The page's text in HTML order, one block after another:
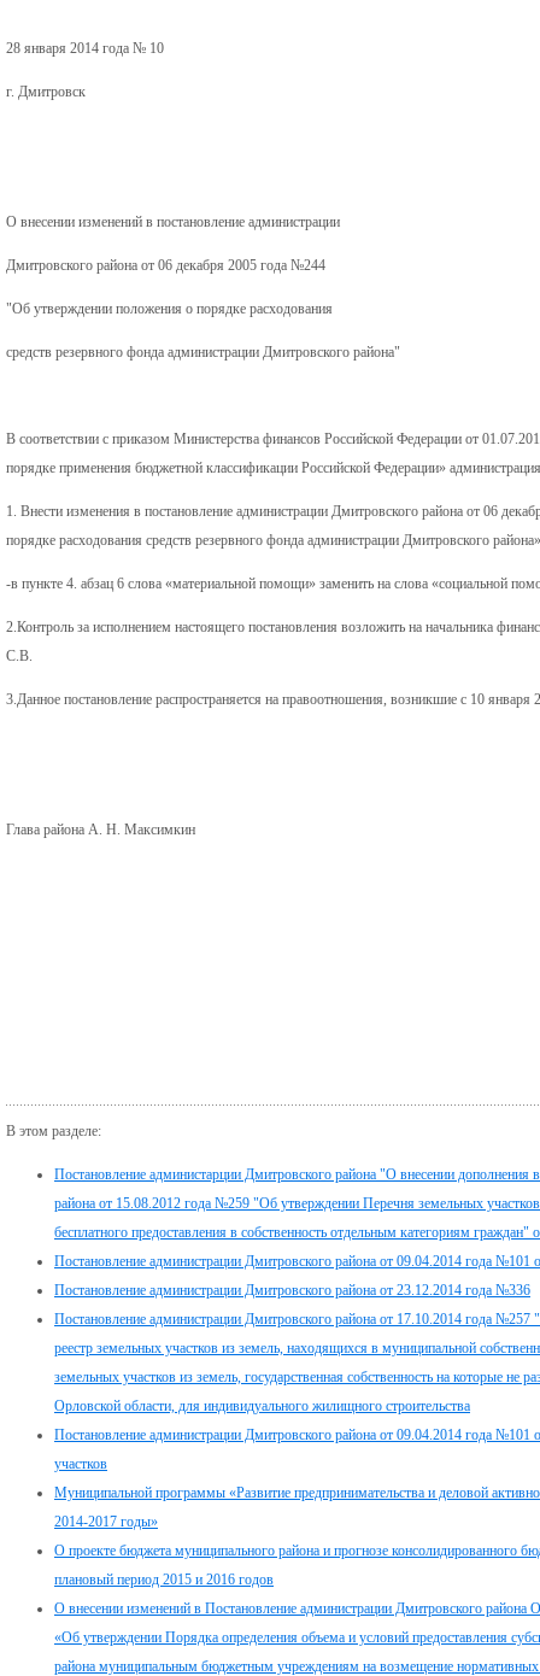
28 января 2014 года № 10
г. Дмитровск
О внесении изменений в постановление администрации
Дмитровского района от 06 декабря 2005 года №244
"Об утверждении положения о порядке расходования
средств резервного фонда администрации Дмитровского района"
В соответствии с приказом Министерства финансов Российской Федерации от
порядке применения бюджетной классификации Российской Федерации»
1. Внести изменения в постановление администрации Дмитровского района от 06
порядке расходования средств резервного фонда администрации Дмитровского
-в пункте 4. абзац 6 слова «материальной помощи» заменить на слова «социальной
2.Контроль за исполнением настоящего постановления возложить на начальника
С.В.
3.Данное постановление распространяется на правоотношения, возникшие с 10 января
Глава района А. Н. Максимкин
В этом разделе:
Постановление администарции Дмитровского района "О внесении дополнения
района от 15.08.2012 года №259 "Об утверждении Перечня земельных
бесплатного предоставления в собственность отдельным категориям
Постановление администрации Дмитровского района от 09.04.2014 года
Постановление администрации Дмитровского района от 23.12.2014 года №336
Постановление администрации Дмитровского района от 17.10.2014 года
реестр земельных участков из земель, находящихся в муниципальной
земельных участков из земель, государственная собственность на которые не
Орловской области, для индивидуального жилищного строительства
Постановление администрации Дмитровского района от 09.04.2014 года №101
участков
Муниципальной программы «Развитие предпринимательства и деловой
2014-2017 годы»
О проекте бюджета муниципального района и прогнозе консолидированного
плановый период 2015 и 2016 годов
О внесении изменений в Постановление администрации Дмитровского района
«Об утверждении Порядка определения объема и условий предоставления
района муниципальным бюджетным учреждениям на возмещение нормативных